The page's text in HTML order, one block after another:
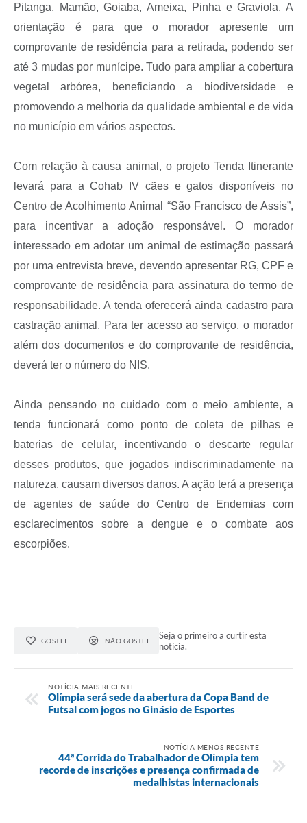
Pitanga, Mamão, Goiaba, Ameixa, Pinha e Graviola. A
orientação é para que o morador apresente um
comprovante de residência para a retirada, podendo ser
até 3 mudas por munícipe. Tudo para ampliar a cobertura
vegetal arbórea, beneficiando a biodiversidade e
promovendo a melhoria da qualidade ambiental e de vida
no município em vários aspectos.
Com relação à causa animal, o projeto Tenda Itinerante
levará para a Cohab IV cães e gatos disponíveis no
Centro de Acolhimento Animal “São Francisco de Assis”,
para incentivar a adoção responsável. O morador
interessado em adotar um animal de estimação passará
por uma entrevista breve, devendo apresentar RG, CPF e
comprovante de residência para assinatura do termo de
responsabilidade. A tenda oferecerá ainda cadastro para
castração animal. Para ter acesso ao serviço, o morador
além dos documentos e do comprovante de residência,
deverá ter o número do NIS.
Ainda pensando no cuidado com o meio ambiente, a
tenda funcionará como ponto de coleta de pilhas e
baterias de celular, incentivando o descarte regular
desses produtos, que jogados indiscriminadamente na
natureza, causam diversos danos. A ação terá a presença
de agentes de saúde do Centro de Endemias com
esclarecimentos sobre a dengue e o combate aos
escorpiões.
GOSTEI NÃO GOSTEI
Seja o primeiro a curtir esta
notícia.
NOTÍCIA MAIS RECENTE
Olímpia será sede da abertura da Copa Band de
Futsal com jogos no Ginásio de Esportes
NOTÍCIA MENOS RECENTE
44ª Corrida do Trabalhador de Olímpia tem
recorde de inscrições e presença confirmada de
medalhistas internacionais